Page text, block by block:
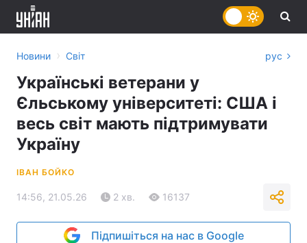
Новини › Світ рус
Українські ветерани у
Єльському університеті: США і
весь світ мають підтримувати
Україну
ІВАН БОЙКО
14:56, 21.05.26 2 хв. 16137
Підпишіться на нас в Google